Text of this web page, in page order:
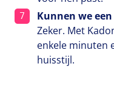
Kunnen we
Zeker. Met
enkele minuten
huisstijl.